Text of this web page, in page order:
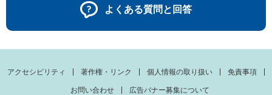
よくある質問と回答
アクセシビリティ 著作権・リンク 個人情報の取り扱い 免責事項
お問い合わせ 広告バナー募集について